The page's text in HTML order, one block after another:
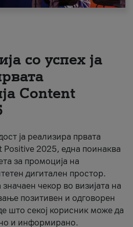
со успех ја
Content
ја реализира првата
Positive 2025, една поинаква
за промоција на
дигитален простор.
чекор во визијата на
позитивен и одговорен
што секој корисник може да
и информирано.